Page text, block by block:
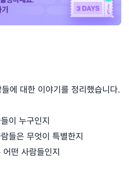
에 대한 이야기를 정리했습니다.
이 누구인지
들은 무엇이 특별한지
떤 사람들인지